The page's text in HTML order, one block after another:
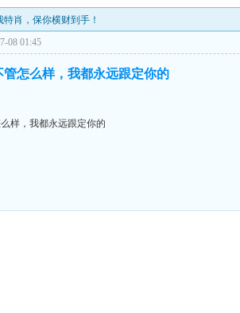
肖，保你横财到手！
08 01:45
怎么样，我都永远跟定你的
样，我都永远跟定你的